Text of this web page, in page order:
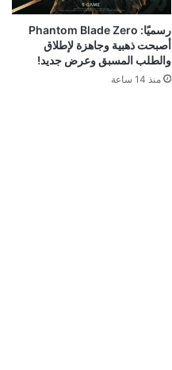
رسميًا: Phantom Blade Zero
أصبحت ذهبية وجاهزة لإطلاق
والطلب المسبق وعرض جديد!
منذ 14 ساعة